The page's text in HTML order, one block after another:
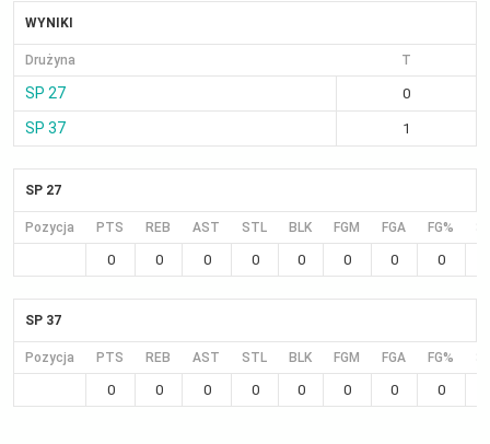
WYNIKI
Drużyna T
SP 27 0
SP 37 1
SP 27
Pozycja PTS REB AST STL BLK FGM FGA FG%
0 0 0 0 0 0 0 0
SP 37
Pozycja PTS REB AST STL BLK FGM FGA FG%
0 0 0 0 0 0 0 0